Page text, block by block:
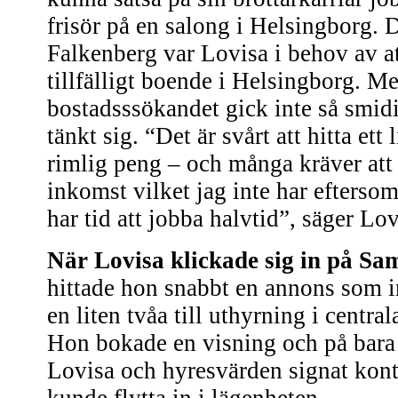
frisör på en salong i Helsingborg.
Falkenberg var Lovisa i behov av
tillfälligt boende i Helsingborg.
bostadsssökandet gick inte så
tänkt sig. “Det är svårt att hitta ett
rimlig peng – och många kräver att
inkomst vilket jag inte har
har tid att jobba halvtid”, säger
När Lovisa klickade sig in på
hittade hon snabbt en annons som
en liten tvåa till uthyrning i
Hon bokade en visning och på
Lovisa och hyresvärden signat